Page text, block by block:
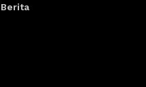
Berita